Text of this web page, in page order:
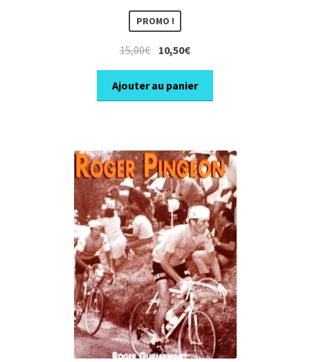
PROMO !
15,00€ Le
prix
initial
était :
10,50€Le
prix
actuel
est :
Ajouter au panier